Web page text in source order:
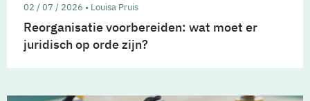
02 / 07 / 2026 • Louisa Pruis
Reorganisatie voorbereiden: wat moet er
juridisch op orde zijn?